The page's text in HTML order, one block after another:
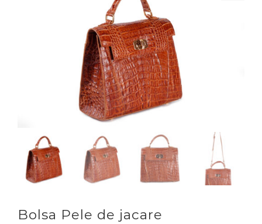
Bolsa Pele de jacare